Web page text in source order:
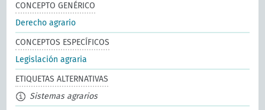
CONCEPTO GENÉRICO
Derecho agrario
CONCEPTOS ESPECÍFICOS
Legislación agraria
ETIQUETAS ALTERNATIVAS
Sistemas agrarios